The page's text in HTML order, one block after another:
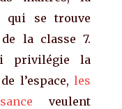
qui se trouve
la classe 7.
privilégie la
l’espace,les
veulent